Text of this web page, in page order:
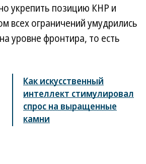
укрепить позицию КНР и
всех ограничений умудрились
уровне фронтира, то есть
Как искусственный
интеллект стимулировал
спрос на выращенные
камни